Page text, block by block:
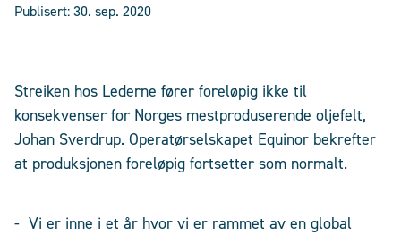
Publisert:30. sep. 2020
Streiken hos Lederne fører foreløpig ikke til
konsekvenser for Norges mestproduserende oljefelt,
Johan Sverdrup. Operatørselskapet Equinor bekrefter
at produksjonen foreløpig fortsetter som normalt.
- Vi er inne i et år hvor vi er rammet av en global